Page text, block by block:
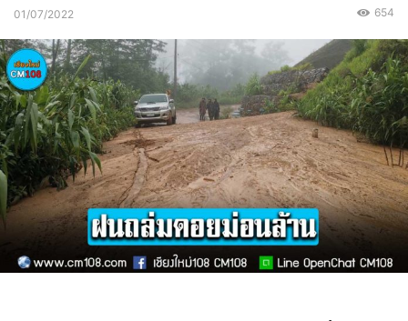
01/07/2022 654